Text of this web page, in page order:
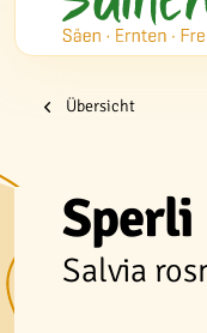
Übersicht
Sperli
Salvia